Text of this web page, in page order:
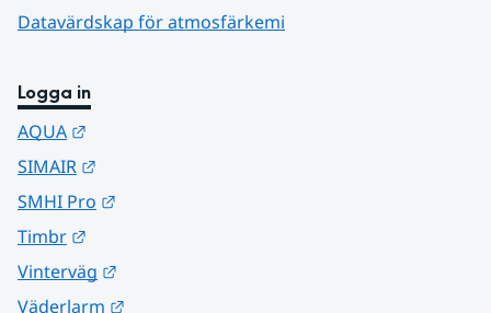
Datavärdskap för atmosfärkemi
Logga in
AQUA
SIMAIR
SMHI Pro
Timbr
Vinterväg
Väderlarm